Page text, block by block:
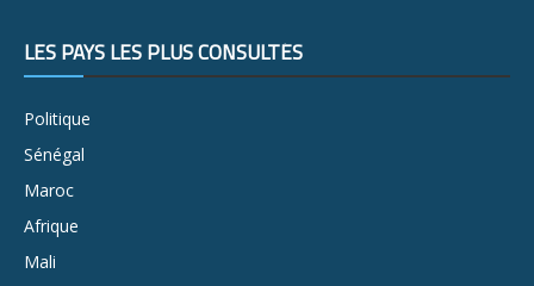
LES PAYS LES PLUS CONSULTÉS
Politique
Sénégal
Maroc
Afrique
Mali